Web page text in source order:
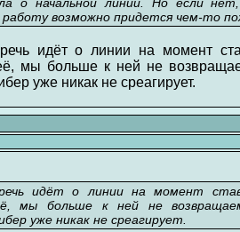
возможно придется чем-то
идёт о линии на момент
мы больше к ней не
уже никак не среагирует.
идёт о линии на момент
мы больше к ней не
уже никак не среагирует.